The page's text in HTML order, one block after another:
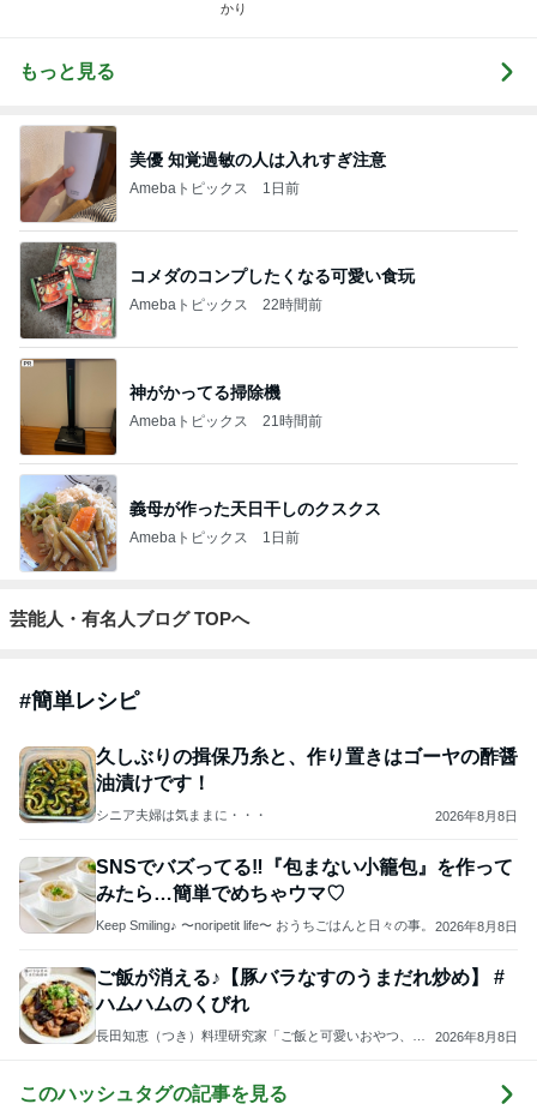
かり
もっと見る
美優 知覚過敏の人は入れすぎ注意
Amebaトピックス 1日前
コメダのコンプしたくなる可愛い食玩
Amebaトピックス 22時間前
神がかってる掃除機
Amebaトピックス 21時間前
義母が作った天日干しのクスクス
Amebaトピックス 1日前
芸能人・有名人ブログ TOPへ
#簡単レシピ
久しぶりの揖保乃糸と、作り置きはゴーヤの酢醤
油漬けです！
シニア夫婦は気ままに・・・ 2026年8月8日
SNSでバズってる‼︎『包まない小籠包』を作って
みたら…簡単でめちゃウマ♡
Keep Smiling♪ 〜noripetit life〜 おうちごはんと日々の事。 2026年8月8日
ご飯が消える♪【豚バラなすのうまだれ炒め】 #
ハムハムのくびれ
長田知恵（つき）料理研究家「ご飯と可愛いおやつ、キ
2026年8月8日
このハッシュタグの記事を見る